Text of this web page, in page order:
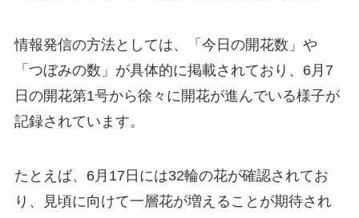
情報発信の方法としては、「今日の開花数」や
「つぼみの数」が具体的に掲載されており、6月7
日の開花第1号から徐々に開花が進んでいる様子が
記録されています。
たとえば、6月17日には32輪の花が確認されてお
り、見頃に向けて一層花が増えることが期待され